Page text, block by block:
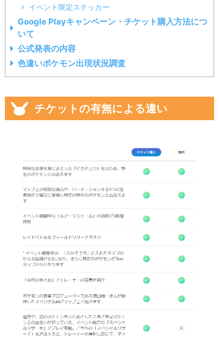
イベント限定ステッカー
Google Playキャンペーン・チケット購入方法につ
いて
公式発表の内容
色違いポケモン出現状況調査
チケットの有無による違い